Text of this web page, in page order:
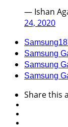
— Ishan
24, 2020
Samsung
Samsung
Samsung
Samsung
Sharethis